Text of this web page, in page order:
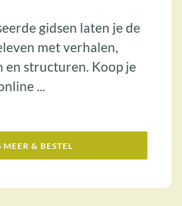
gidsen laten je de
met verhalen,
en structuren. Koop je
...
MEER & BESTEL